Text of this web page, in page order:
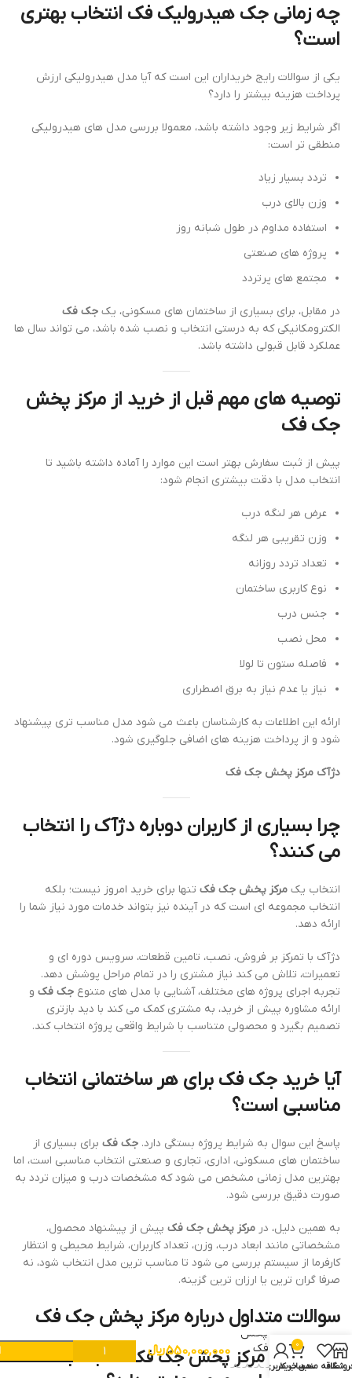
چه زمانی جک هیدرولیک فک انتخاب بهتری
است؟
یکی از سوالات رایج خریداران این است که آیا مدل هیدرولیکی ارزش
پرداخت هزینه بیشتر را دارد؟
اگر شرایط زیر وجود داشته باشد، معمولا بررسی مدل های هیدرولیکی
منطقی تر است:
تردد بسیار زیاد
وزن بالای درب
استفاده مداوم در طول شبانه روز
پروژه های صنعتی
مجتمع های پرتردد
در مقابل، برای بسیاری از ساختمان های مسکونی، یک جک فک
الکترومکانیکی که به درستی انتخاب و نصب شده باشد، می تواند سال ها
عملکرد قابل قبولی داشته باشد.
توصیه های مهم قبل از خرید از مرکز پخش
جک فک
پیش از ثبت سفارش بهتر است این موارد را آماده داشته باشید تا
انتخاب مدل با دقت بیشتری انجام شود:
عرض هر لنگه درب
وزن تقریبی هر لنگه
تعداد تردد روزانه
نوع کاربری ساختمان
جنس درب
محل نصب
فاصله ستون تا لولا
نیاز یا عدم نیاز به برق اضطراری
ارائه این اطلاعات به کارشناسان باعث می شود مدل مناسب تری پیشنهاد
شود و از پرداخت هزینه های اضافی جلوگیری شود.
دژآک مرکز پخش جک فک
چرا بسیاری از کاربران دوباره دژآک را انتخاب
می کنند؟
انتخاب یک مرکز پخش جک فک تنها برای خرید امروز نیست؛ بلکه
انتخاب مجموعه ای است که در آینده نیز بتواند خدمات مورد نیاز شما را
ارائه دهد.
دژآک با تمرکز بر فروش، نصب، تامین قطعات، سرویس دوره ای و
تعمیرات، تلاش می کند نیاز مشتری را در تمام مراحل پوشش دهد.
تجربه اجرای پروژه های مختلف، آشنایی با مدل های متنوع جک فک و
ارائه مشاوره پیش از خرید، به مشتری کمک می کند با دید بازتری
تصمیم بگیرد و محصولی متناسب با شرایط واقعی پروژه انتخاب کند.
آیا خرید جک فک برای هر ساختمانی انتخاب
مناسبی است؟
پاسخ این سوال به شرایط پروژه بستگی دارد. جک فک برای بسیاری از
ساختمان های مسکونی، اداری، تجاری و صنعتی انتخاب مناسبی است، اما
بهترین مدل زمانی مشخص می شود که مشخصات درب و میزان تردد به
صورت دقیق بررسی شود.
به همین دلیل، در مرکز پخش جک فک پیش از پیشنهاد محصول،
مشخصاتی مانند ابعاد درب، وزن، تعداد کاربران، شرایط محیطی و انتظار
کارفرما از سیستم بررسی می شود تا مناسب ترین مدل انتخاب شود، نه
صرفا گران ترین یا ارزان ترین گزینه.
سوالات متداول درباره مرکز پخش جک فک
آیا خرید از مرکز پخش جک فک نسبت به
مرکز پخش
جک فک
550,000,000﷼
علاقه مندی
0
سبد خرید
حساب کاربری من